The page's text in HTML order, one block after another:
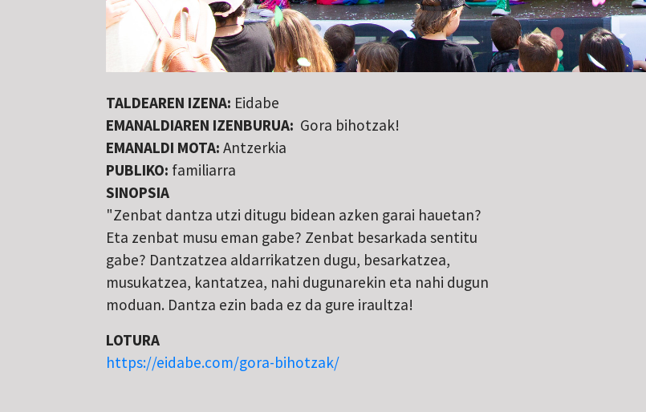
TALDEAREN IZENA: Eidabe
EMANALDIAREN IZENBURUA: Gora bihotzak!
EMANALDI MOTA: Antzerkia
PUBLIKO: familiarra
SINOPSIA
"Zenbat dantza utzi ditugu bidean azken garai hauetan?
Eta zenbat musu eman gabe? Zenbat besarkada sentitu
gabe? Dantzatzea aldarrikatzen dugu, besarkatzea,
musukatzea, kantatzea, nahi dugunarekin eta nahi dugun
moduan. Dantza ezin bada ez da gure iraultza!
LOTURA
https://eidabe.com/gora-bihotzak/